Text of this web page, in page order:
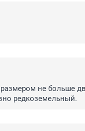
не больше
редкоземельный.